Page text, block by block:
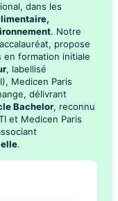
dans les
. Notre
propose
en formation initiale
, labellisé
Medicen Paris
délivrant
Bachelor, reconnu
et Medicen Paris
.